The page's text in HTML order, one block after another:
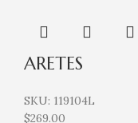
ARETES
SKU: 119104L
$269.00